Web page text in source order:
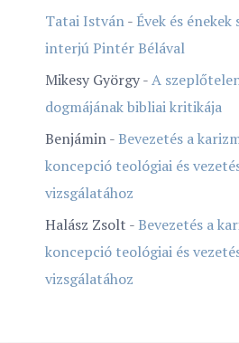
Tatai István- Évek és
interjú Pintér Bélával
Mikesy György-A
dogmájának bibliai kritikája
Benjámin-Bevezetés a
koncepció teológiai és
vizsgálatához
Halász Zsolt -Bevezetés a
koncepció teológiai és
vizsgálatához